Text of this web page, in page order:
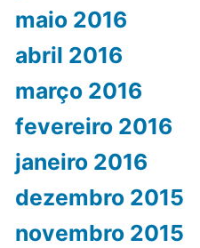
maio 2016
abril 2016
março 2016
fevereiro 2016
janeiro 2016
dezembro 2015
novembro 2015